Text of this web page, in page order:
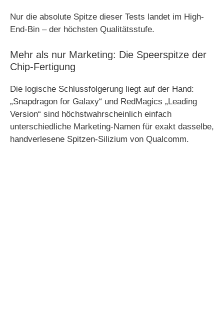
Nur die absolute Spitze dieser Tests landet im High-
End-Bin – der höchsten Qualitätsstufe.
Mehr als nur Marketing: Die Speerspitze der
Chip-Fertigung
Die logische Schlussfolgerung liegt auf der Hand:
„Snapdragon for Galaxy“ und RedMagics „Leading
Version“ sind höchstwahrscheinlich einfach
unterschiedliche Marketing-Namen für exakt dasselbe,
handverlesene Spitzen-Silizium von Qualcomm.